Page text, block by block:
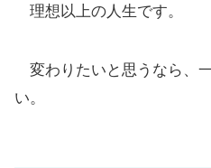
理想以上の人生です。
変わりたいと思うなら、
い。